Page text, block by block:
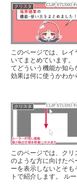
クリスタ
このページでは、レイ
いてまとめています
てどういう機能か知
効果は何に使うかわか
クリスタ
このページでは、ク
のような方に向けたペ
ーを表示しないとそ
トで紹介します。 ルー